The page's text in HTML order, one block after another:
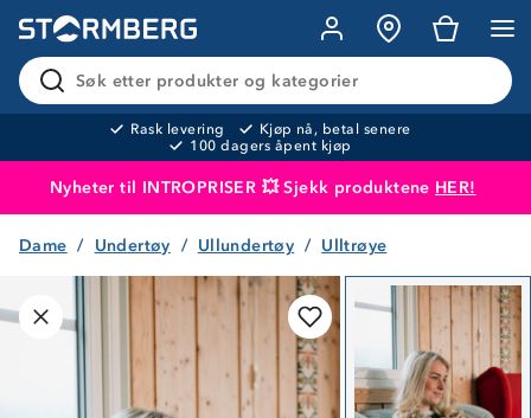
Søk etter produkter og kategorier
Rask levering
Kjøp nå, betal senere
100 dagers åpent kjøp
Nyheter til INTROPRISER 💥 Sjekk produktene HER!
Produktet er lagt i handlekurven Til kassen
Dame Undertøy Ullundertøy Ulltrøye